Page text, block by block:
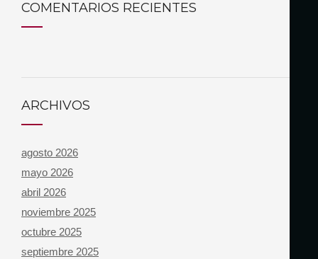
COMENTARIOS RECIENTES
ARCHIVOS
agosto 2026
mayo 2026
abril 2026
noviembre 2025
octubre 2025
septiembre 2025